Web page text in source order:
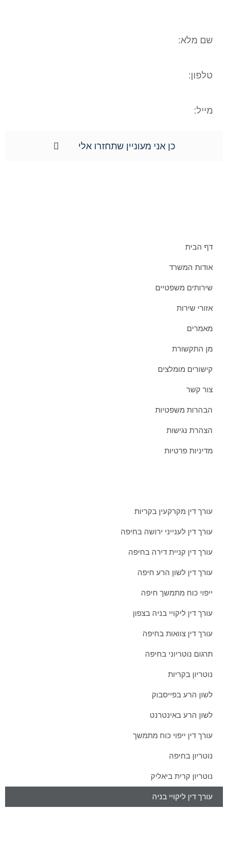
כן אני מעוניין שתחזרו אלי
דף הבית
אודות המשרד
שירותים משפטיים
אזורי שירות
מאמרים
מן התקשורת
קישורים מומלצים
צור קשר
הבהרות משפטיות
הצהרת נגישות
מדיניות פרטיות
עורך דין מקרקעין בקריות
עורך דין לענייני ירושה בחיפה
עורך דין קניית דירה בחיפה
עורך דין לשון הרע חיפה
ייפוי כוח מתמשך חיפה
עורך דין ליקויי בניה בצפון
עורך דין צוואות בחיפה
תרגום נוטריוני בחיפה
נוטריון בקריות
לשון הרע בפייסבוק
לשון הרע באינטרנט
עורך דין ייפוי כוח מתמשך
נוטריון בחיפה
נוטריון קרית ביאליק
עורך דין ליקויי בניה